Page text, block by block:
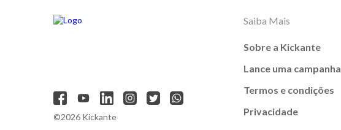
©2026 Kickante
Saiba Mais
Sobre a Kickante
Lance uma campanha
Termos e condições
Privacidade